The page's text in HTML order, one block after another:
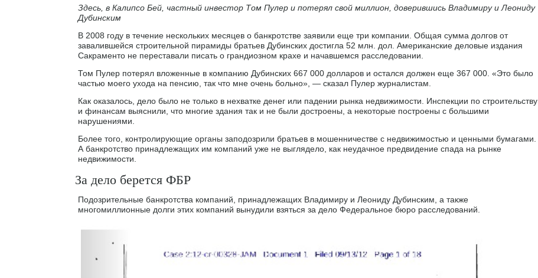
Здесь, в Калипсо Бей, частный инвестор Том Пулер и потерял свой миллион, доверившись Владимиру и Леониду
Дубинским
В 2008 году в течение нескольких месяцев о банкротстве заявили еще три компании. Общая сумма долгов от
завалившейся строительной пирамиды братьев Дубинских достигла 52 млн. дол. Американские деловые издания
Сакраменто не переставали писать о грандиозном крахе и начавшемся расследовании.
Том Пулер потерял вложенные в компанию Дубинских 667 000 долларов и остался должен еще 367 000. «Это было
частью моего ухода на пенсию, так что мне очень больно», — сказал Пулер журналистам.
Как оказалось, дело было не только в нехватке денег или падении рынка недвижимости. Инспекции по строительству
и финансам выяснили, что многие здания так и не были достроены, а некоторые построены с большими
нарушениями.
Более того, контролирующие органы заподозрили братьев в мошенничестве с недвижимостью и ценными бумагами.
А банкротство принадлежащих им компаний уже не выглядело, как неудачное предвидение спада на рынке
недвижимости.
За дело берется ФБР
Подозрительные банкротства компаний, принадлежащих Владимиру и Леониду Дубинским, а также
многомиллионные долги этих компаний вынудили взяться за дело Федеральное бюро расследований.